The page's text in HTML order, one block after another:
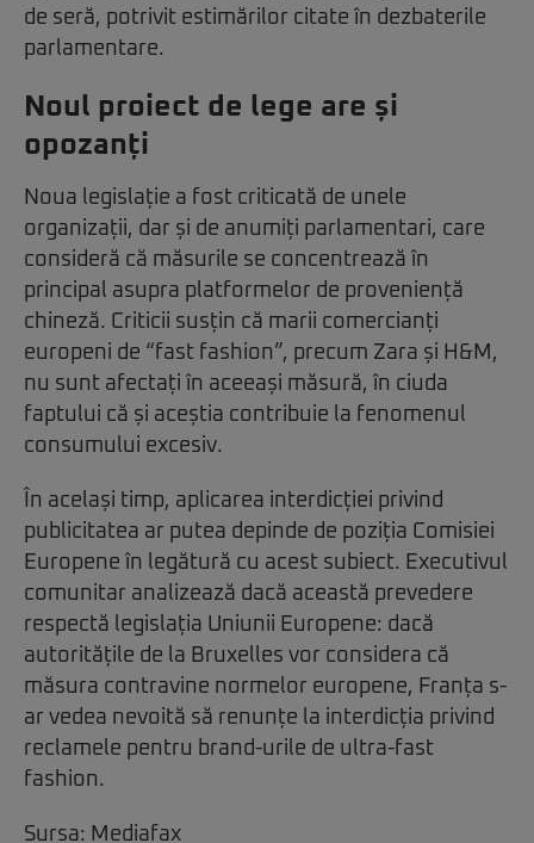
de seră, potrivit estimărilor citate în dezbaterile
parlamentare.
Noul proiect de lege are și
opozanți
Noua legislație a fost criticată de unele
organizații, dar și de anumiți parlamentari, care
consideră că măsurile se concentrează în
principal asupra platformelor de proveniență
chineză. Criticii susțin că marii comercianți
europeni de “fast fashion”, precum Zara și H&M,
nu sunt afectați în aceeași măsură, în ciuda
faptului că și aceștia contribuie la fenomenul
consumului excesiv.
În același timp, aplicarea interdicției privind
publicitatea ar putea depinde de poziția Comisiei
Europene în legătură cu acest subiect. Executivul
comunitar analizează dacă această prevedere
respectă legislația Uniunii Europene: dacă
autoritățile de la Bruxelles vor considera că
măsura contravine normelor europene, Franța s-
ar vedea nevoită să renunțe la interdicția privind
reclamele pentru brand-urile de ultra-fast
fashion.
Sursa: Mediafax